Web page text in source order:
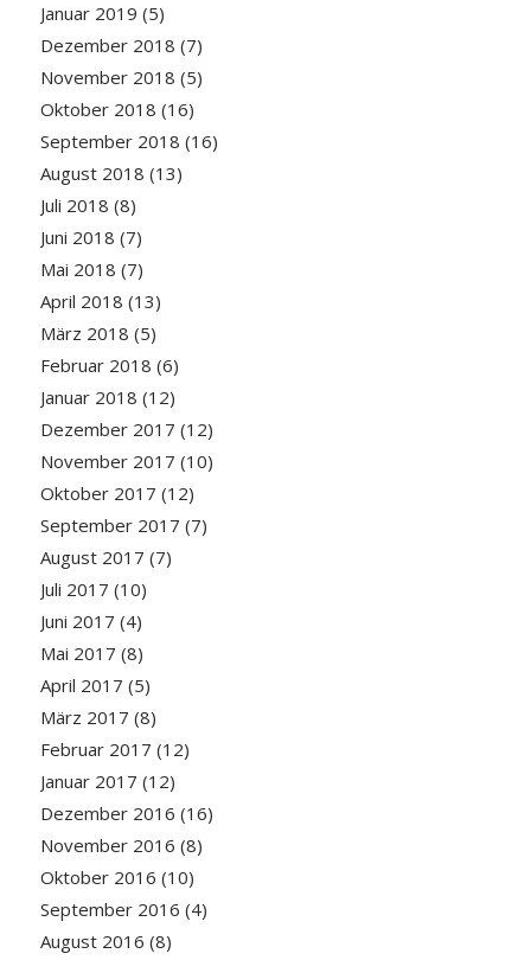
Januar 2019 (5)
Dezember 2018 (7)
November 2018 (5)
Oktober 2018 (16)
September 2018 (16)
August 2018 (13)
Juli 2018 (8)
Juni 2018 (7)
Mai 2018 (7)
April 2018 (13)
März 2018 (5)
Februar 2018 (6)
Januar 2018 (12)
Dezember 2017 (12)
November 2017 (10)
Oktober 2017 (12)
September 2017 (7)
August 2017 (7)
Juli 2017 (10)
Juni 2017 (4)
Mai 2017 (8)
April 2017 (5)
März 2017 (8)
Februar 2017 (12)
Januar 2017 (12)
Dezember 2016 (16)
November 2016 (8)
Oktober 2016 (10)
September 2016 (4)
August 2016 (8)